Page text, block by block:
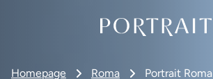
Homepage Roma Portrait Roma